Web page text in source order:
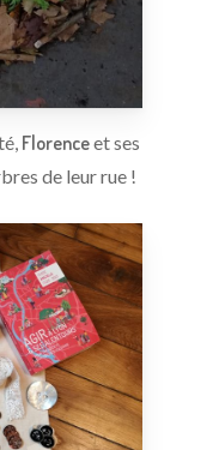
Florenceet ses
de leur rue !